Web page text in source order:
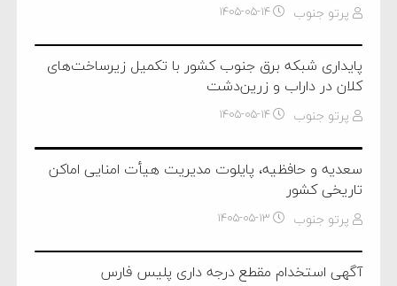
پرتو جنوب ۱۴۰۵-۰۵-۱۴
پایداری شبکه برق جنوب کشور با تکمیل زیرساخت‌های
کلان در داراب و زرین‌دشت
پرتو جنوب ۱۴۰۵-۰۵-۱۴
سعدیه و حافظیه، پایلوت مدیریت هیأت امنایی اماکن
تاریخی کشور
پرتو جنوب ۱۴۰۵-۰۵-۱۳
آگهی استخدام مقطع درجه داری پلیس فارس